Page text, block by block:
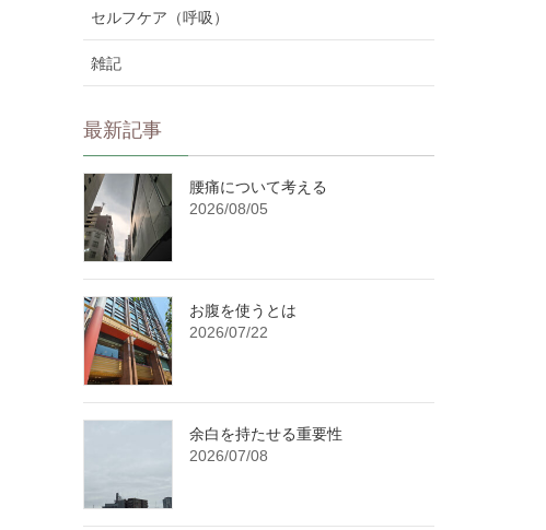
セルフケア（呼吸）
雑記
最新記事
腰痛について考える
2026/08/05
お腹を使うとは
2026/07/22
余白を持たせる重要性
2026/07/08